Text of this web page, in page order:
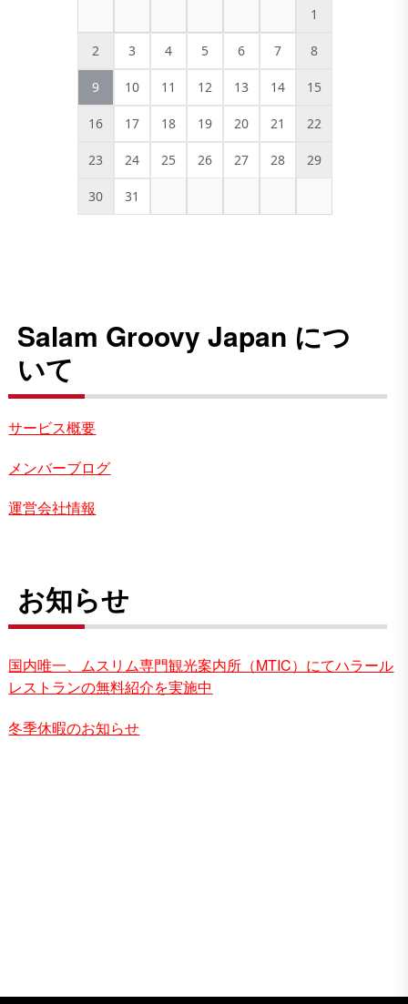
1
2 3 4 5 6 7 8
9 10 11 12 13 14 15
16 17 18 19 20 21 22
23 24 25 26 27 28 29
30 31
Salam Groovy Japan につ
いて
サービス概要
メンバーブログ
運営会社情報
お知らせ
国内唯一、ムスリム専門観光案内所（MTIC）にてハラール
レストランの無料紹介を実施中
冬季休暇のお知らせ